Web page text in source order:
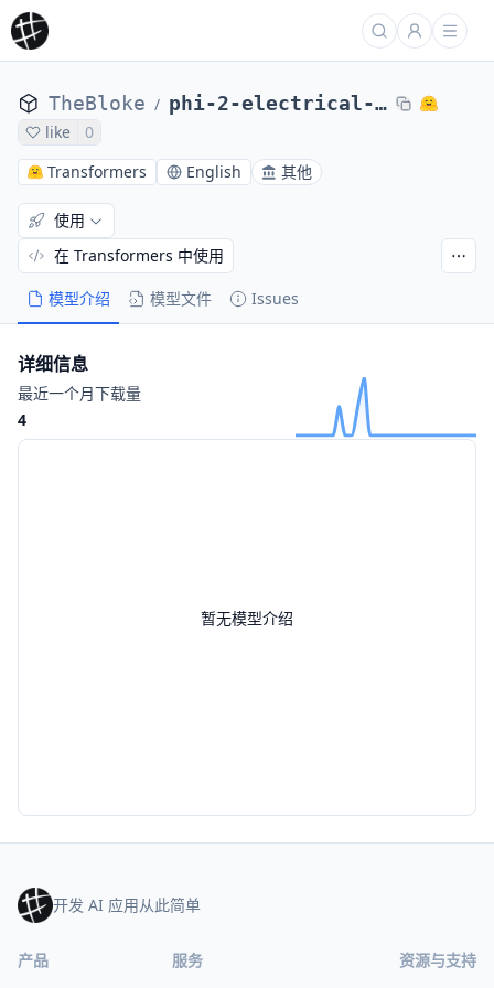
TheBloke / phi-2-electrical-engineering-GGUF
like
0
Transformers
English 其他
模型介绍 模型文件 Issues
使用
在 Transformers 中使用
暂无模型介绍
详细信息
最近一个月下载量
4
开发 AI 应用从此简单
产品 服务 资源与支持